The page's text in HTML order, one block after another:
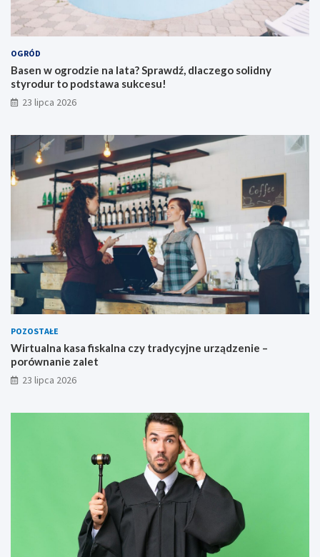
OGRÓD
Basen w ogrodzie na lata? Sprawdź, dlaczego solidny
styrodur to podstawa sukcesu!
23 lipca 2026
POZOSTAŁE
Wirtualna kasa fiskalna czy tradycyjne urządzenie –
porównanie zalet
23 lipca 2026